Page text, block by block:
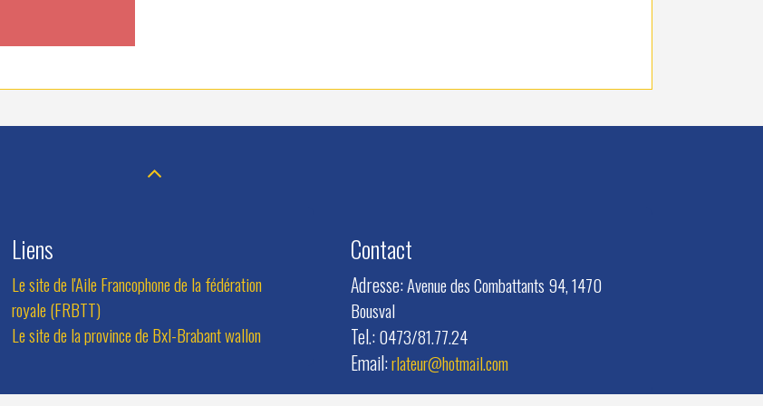
Liens
Le site de l'Aile Francophone de la fédération
royale (FRBTT)
Le site de la province de Bxl-Brabant wallon
Contact
Adresse:Avenue des Combattants 94, 1470
Bousval
Tel.:0473/81.77.24
Email:rlateur@hotmail.com